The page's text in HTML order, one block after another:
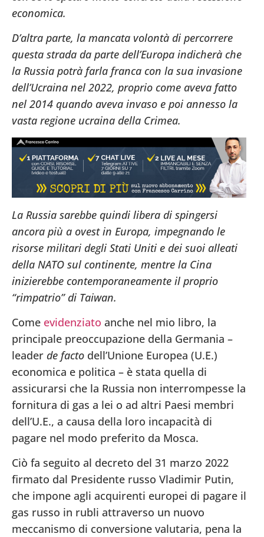
economica.
D’altra parte, la mancata volontà di percorrere
questa strada da parte dell’Europa indicherà che
la Russia potrà farla franca con la sua invasione
dell’Ucraina nel 2022, proprio come aveva fatto
nel 2014 quando aveva invaso e poi annesso la
vasta regione ucraina della Crimea.
La Russia sarebbe quindi libera di spingersi
ancora più a ovest in Europa, impegnando le
risorse militari degli Stati Uniti e dei suoi alleati
della NATO sul continente, mentre la Cina
inizierebbe contemporaneamente il proprio
“rimpatrio” di Taiwan.
Come evidenziato anche nel mio libro, la
principale preoccupazione della Germania –
leader de facto dell’Unione Europea (U.E.)
economica e politica – è stata quella di
assicurarsi che la Russia non interrompesse la
fornitura di gas a lei o ad altri Paesi membri
dell’U.E., a causa della loro incapacità di
pagare nel modo preferito da Mosca.
Ciò fa seguito al decreto del 31 marzo 2022
firmato dal Presidente russo Vladimir Putin,
che impone agli acquirenti europei di pagare il
gas russo in rubli attraverso un nuovo
meccanismo di conversione valutaria, pena la